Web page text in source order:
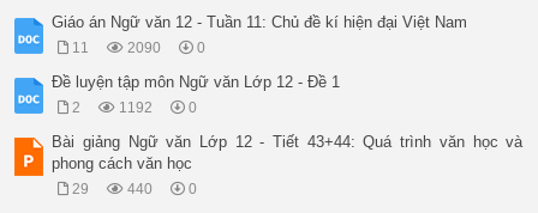
Hướng dẫn chấm:
- Học sinh trả lời như Đáp án: 0,75 điểm.
0,75
3
- Làm cho cách diễn đạt trở nên gợi hình, gợi cảm.
- Giúp chúng ta liên tưởng một điều: Muốn có được thành
Hướng dẫn chấm:
Giáo án Ngữ văn 12 - Tuần 11: Chủ đề kí hiện đại Việt Nam
11 2090 0
Đề luyện tập môn Ngữ văn Lớp 12 - Đề 1
2 1192 0
Bài giảng Ngữ văn Lớp 12 - Tiết 43+44: Quá trình văn học và
phong cách văn học
29 440 0